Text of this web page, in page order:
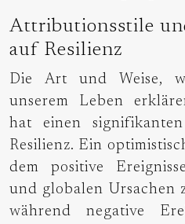
Attributionsstile
auf Resilienz
Die Art und Weise,
unserem Leben
hat einen
Resilienz. Ein
dem positive
und globalen Ursachen
während negative